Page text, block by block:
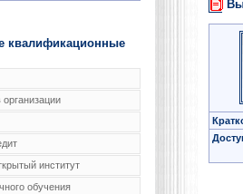
квалификационные
институт
обучения